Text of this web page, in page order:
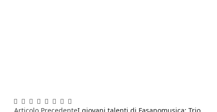
Facebook
Twitter
Pinterest
LinkedIn
Reddit
WhatsApp
Telegram
Email